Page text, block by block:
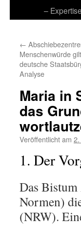
–
←
Menschenwürde
deutsche
Analyse
Maria in
das
Veröffentlicht am
1. Der
Das
Normen)
(NRW).